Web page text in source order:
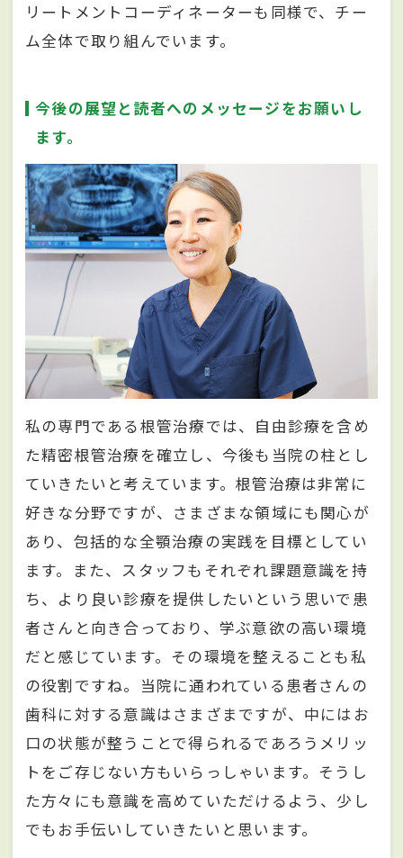
リートメントコーディネーターも同様で、チー
ム全体で取り組んでいます。
今後の展望と読者へのメッセージをお願いし
ます。
私の専門である根管治療では、自由診療を含め
た精密根管治療を確立し、今後も当院の柱とし
ていきたいと考えています。根管治療は非常に
好きな分野ですが、さまざまな領域にも関心が
あり、包括的な全顎治療の実践を目標としてい
ます。また、スタッフもそれぞれ課題意識を持
ち、より良い診療を提供したいという思いで患
者さんと向き合っており、学ぶ意欲の高い環境
だと感じています。その環境を整えることも私
の役割ですね。当院に通われている患者さんの
歯科に対する意識はさまざまですが、中にはお
口の状態が整うことで得られるであろうメリッ
トをご存じない方もいらっしゃいます。そうし
た方々にも意識を高めていただけるよう、少し
でもお手伝いしていきたいと思います。